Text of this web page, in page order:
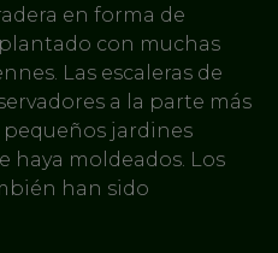
en forma de
plantado con muchas
Las escaleras de
a la parte más
jardines
haya moldeados. Los
han sido